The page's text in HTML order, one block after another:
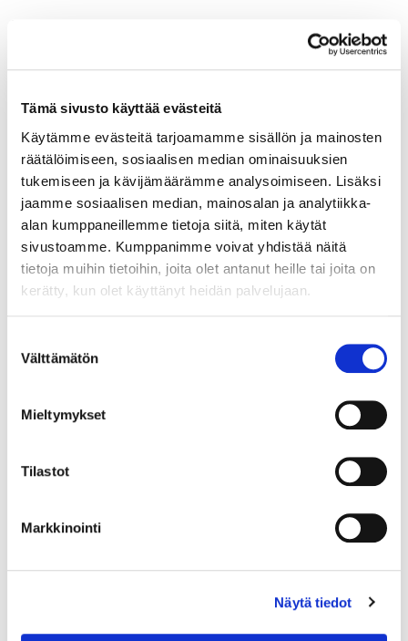
Tämä sivusto käyttää evästeitä
Käytämme evästeitä tarjoamamme sisällön ja mainosten
räätälöimiseen, sosiaalisen median ominaisuuksien
tukemiseen ja kävijämäärämme analysoimiseen. Lisäksi
jaamme sosiaalisen median, mainosalan ja analytiikka-
alan kumppaneillemme tietoja siitä, miten käytät
sivustoamme. Kumppanimme voivat yhdistää näitä
tietoja muihin tietoihin, joita olet antanut heille tai joita on
kerätty, kun olet käyttänyt heidän palvelujaan.
valinta
Välttämätön
Mieltymykset
Tilastot
Markkinointi
Näytä tiedot
merkitys osana kokonaisvaltaista sisustussuunnittelua.
Valaisin ei ole enää vain tekninen komponentti, vaan
käyttäjäkokemusta. Erityisesti muunneltavat ja
persoonalliset ratkaisut kiinnostivat kävijöitä.
Kiitos kohtaamisista Billnäsissä
ajatuksia vaihtaneille ja uusiin ratkaisuihin tutustuneille.
Billnäsin kesäpäivät tarjoavat vuodesta toiseen hienon
mahdollisuuden kohdata suunnittelualan ammattilaisia,
kuulla heidän näkemyksiään ja keskustella
tulevaisuuden suunnitteluratkaisuista.